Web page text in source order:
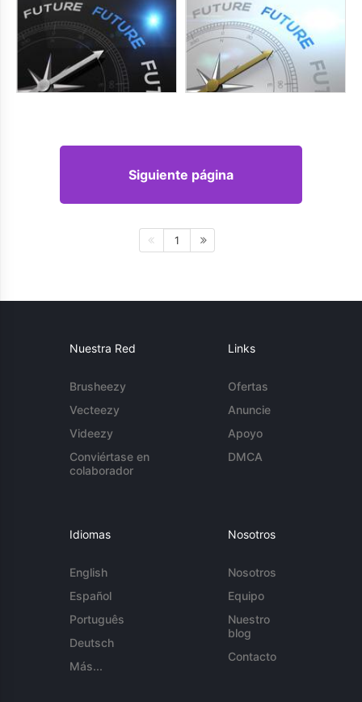
Siguiente página
1
Nuestra Red
Brusheezy
Vecteezy
Videezy
Conviértase en
colaborador
Links
Ofertas
Anuncie
Apoyo
DMCA
Idiomas
English
Español
Português
Deutsch
Más...
Nosotros
Nosotros
Equipo
Nuestro
blog
Contacto